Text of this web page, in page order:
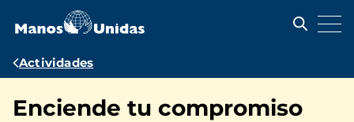
contenido
Ruta
navegación
Actividades
Enciende tu compromiso